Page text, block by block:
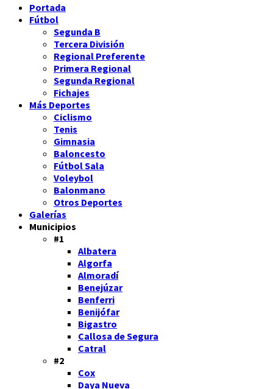
Portada
Fútbol
Segunda B
Tercera División
Regional Preferente
Primera Regional
Segunda Regional
Fichajes
Más Deportes
Ciclismo
Tenis
Gimnasia
Baloncesto
Fútbol Sala
Voleybol
Balonmano
Otros Deportes
Galerías
Municipios
#1
Albatera
Algorfa
Almoradí
Benejúzar
Benferri
Benijófar
Bigastro
Callosa de Segura
Catral
#2
Cox
Daya Nueva